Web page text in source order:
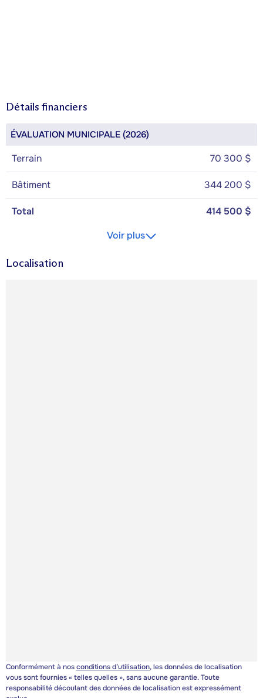
Détails financiers
ÉVALUATION MUNICIPALE (2026)
Terrain 70 300 $
Bâtiment 344 200 $
Total
414 500 $
Voir plus
Localisation
Conformément à nosconditions d’utilisation, les données de localisation
vous sont fournies « telles quelles », sans aucune garantie. Toute
responsabilité découlant des données de localisation est expressément